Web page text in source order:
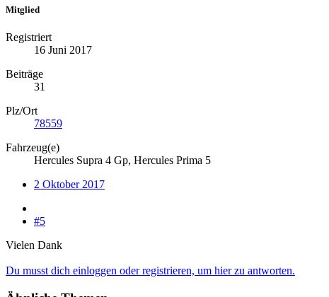
Mitglied
Registriert
16 Juni 2017
Beiträge
31
Plz/Ort
78559
Fahrzeug(e)
Hercules Supra 4 Gp, Hercules Prima 5
2 Oktober 2017
#5
Vielen Dank
Du musst dich einloggen oder registrieren, um hier zu antworten.